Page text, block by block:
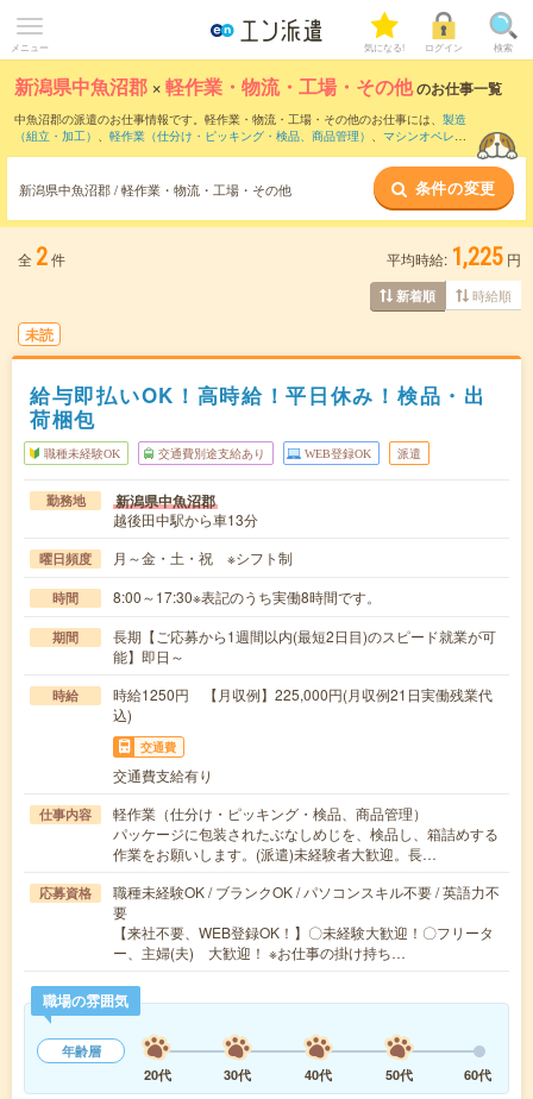
メニュー 気になる! ログイン 検索
新潟県中魚沼郡 ×軽作業・物流・工場・その他のお仕事一覧
中魚沼郡の派遣のお仕事情報です。軽作業・物流・工場・その他のお仕事には、 製造
（組立・加工） 、 軽作業（仕分け・ピッキング・検品、商品管理） 、 マシンオペレー
新潟県中魚沼郡 / 軽作業・物流・工場・その他 条件の変更
全 2件 平均時給: 1,225 円
新着順 時給順
未読
給与即払いOK！高時給！平日休み！検品・出
荷梱包
職種未経験OK 交通費別途支給あり WEB登録OK 派遣
勤務地 新潟県中魚沼郡
越後田中駅から車13分
曜日頻度 月～金・土・祝 ※シフト制
時間 8:00～17:30※表記のうち実働8時間です。
期間
長期【ご応募から1週間以内(最短2日目)のスピード就業が可
能】即日～
時給
時給1250円 【月収例】225,000円(月収例21日実働残業代
込)
交通費
交通費支給有り
仕事内容
軽作業（仕分け・ピッキング・検品、商品管理）
パッケージに包装されたぶなしめじを、検品し、箱詰めする
作業をお願いします。(派遣)未経験者大歓迎。長…
応募資格
職種未経験OK / ブランクOK / パソコンスキル不要 / 英語力不
要
【来社不要、WEB登録OK！】〇未経験大歓迎！〇フリータ
ー、主婦(夫) 大歓迎！ ※お仕事の掛け持ち…
職場の雰囲気
年齢層
20代
30代 40代 50代 60代